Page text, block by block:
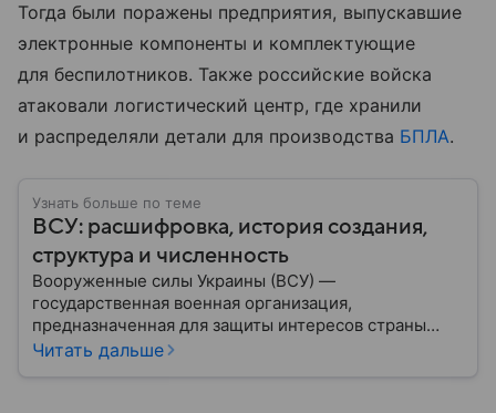
Тогда были поражены предприятия, выпускавшие
электронные компоненты и комплектующие
для беспилотников. Также российские войска
атаковали логистический центр, где хранили
и распределяли детали для производства БПЛА.
Узнать больше по теме
ВСУ: расшифровка, история создания,
структура и численность
Вооруженные силы Украины (ВСУ) —
государственная военная организация,
предназначенная для защиты интересов страны
военным путем. Была создана после
Читать дальше